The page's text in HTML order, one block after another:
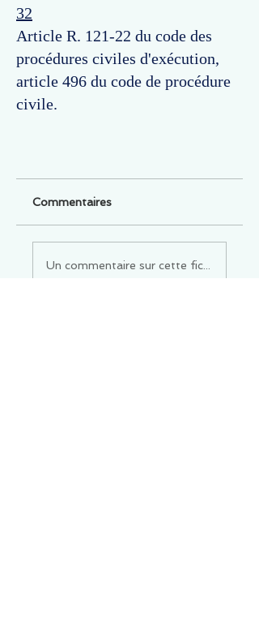
32
Article R. 121-22 du code des
procédures civiles d'exécution,
article 496 du code de procédure
civile.
Commentaires
Un commentaire sur cette fiche ou cet